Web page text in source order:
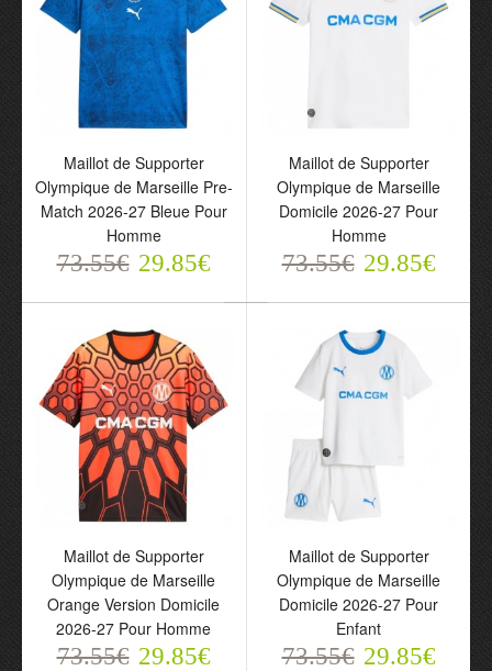
Maillot de Supporter
Olympique de Marseille
Pre-Match 2026-27 Bleue
Pour Homme
73.55€
Maillot de Supporter
Olympique de Marseille
Domicile 2026-27 Pour
Homme
73.55€ 29.85€
Maillot de Supporter
Olympique de Marseille
Orange Version Domicile
2026-27 Pour Homme
Maillot de Supporter
Olympique de Marseille
Domicile 2026-27 Pour
Enfant
Maillot de Supporter
Olympique de Marseille Pre-
Match 2026-27 Bleue Pour
Homme
73.55€ 29.85€
Maillot de Supporter
Olympique de Marseille
Domicile 2026-27 Pour
Homme
73.55€ 29.85€
Maillot de Supporter
Olympique de Marseille
Orange Version Domicile
2026-27 Pour Homme
73.55€ 29.85€
Maillot de Supporter
Olympique de Marseille
Domicile 2026-27 Pour
Enfant
73.55€ 29.85€